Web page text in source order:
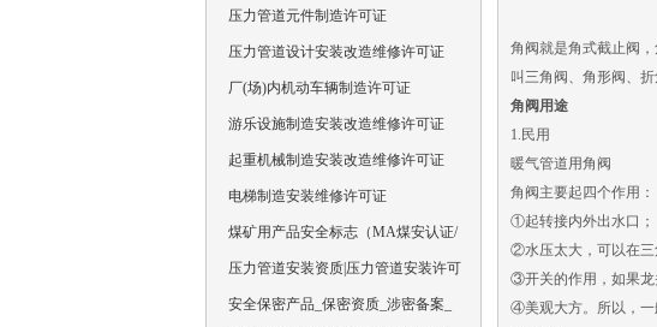
压力管道元件制造许可证
压力管道设计安装改造维修许可证
厂(场)内机动车辆制造许可证
游乐设施制造安装改造维修许可证
起重机械制造安装改造维修许可证
电梯制造安装维修许可证
煤矿用产品安全标志（MA煤安认证/
压力管道安装资质|压力管道安装许可
安全保密产品_保密资质_涉密备案_
角阀就是角式截止阀
叫三角阀、角形阀、
角阀用途
1.民用
暖气管道用角阀
角阀主要起四个作用：
①起转接内外出水口；
②水压太大，可以在三
③开关的作用，如果龙
④美观大方。所以，一